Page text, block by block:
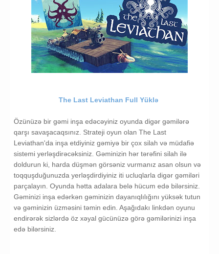
The Last Leviathan Full Yüklə
Özünüzə bir gəmi inşa edəcəyiniz oyunda digər gəmilərə
qarşı savaşacaqsınız. Strateji oyun olan The Last
Leviathan'da inşa etdiyiniz gəmiyə bir çox silah və müdafiə
sistemi yerləşdirəcəksiniz. Gəminizin hər tərəfini silah ilə
doldurun ki, harda düşmən görsəniz vurmanız asan olsun və
toqquşduğunuzda yerləşdirdiyiniz iti ucluqlarla digər gəmiləri
parçalayın. Oyunda hətta adalara belə hücum edə bilərsiniz.
Gəminizi inşa edərkən gəminizin dayanıqlılığını yüksək tutun
və gəminizin üzməsini təmin edin. Aşağıdakı linkdən oyunu
endirərək sizlərdə öz xəyal gücünüzə görə gəmilərinizi inşa
edə bilərsiniz.